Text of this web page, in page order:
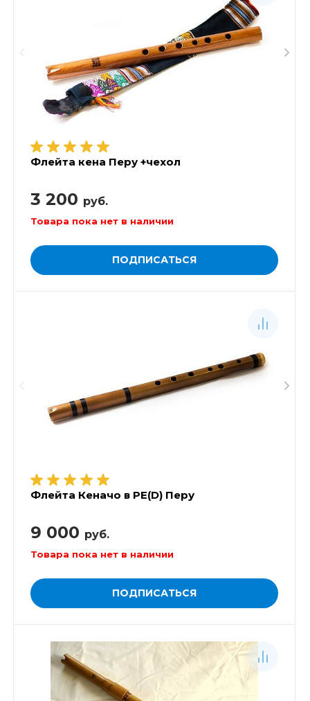
Флейта кена Перу +чехол
3 200 руб.
Товара пока нет в наличии
ПОДПИСАТЬСЯ
Флейта Кеначо в РЕ(D) Перу
9 000 руб.
Товара пока нет в наличии
ПОДПИСАТЬСЯ